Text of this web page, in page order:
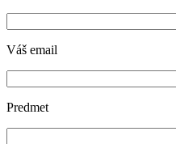
Váš email
Predmet